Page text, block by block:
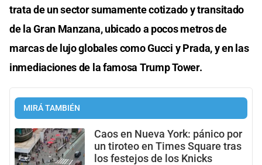
trata de un sector sumamente cotizado y transitado
de la Gran Manzana, ubicado a pocos metros de
marcas de lujo globales como Gucci y Prada, y en las
inmediaciones de la famosa Trump Tower.
MIRÁ TAMBIÉN
Caos en Nueva York: pánico por
un tiroteo en Times Square tras
los festejos de los Knicks